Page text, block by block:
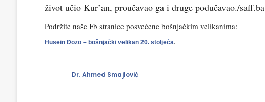
život učio Kur’an, proučavao ga i druge podučavao./saff.ba
Podržite naše Fb stranice posvećene bošnjačkim velikanima:
Husein Đozo – bošnjački velikan 20. stoljeća.
Dr. Ahmed Smajlović